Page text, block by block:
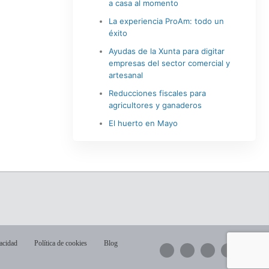
a casa al momento
La experiencia ProAm: todo un
éxito
Ayudas de la Xunta para digitar
empresas del sector comercial y
artesanal
Reducciones fiscales para
agricultores y ganaderos
El huerto en Mayo
Política de cookies
Blog